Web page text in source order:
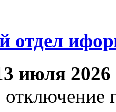
отдел
июля
отключение